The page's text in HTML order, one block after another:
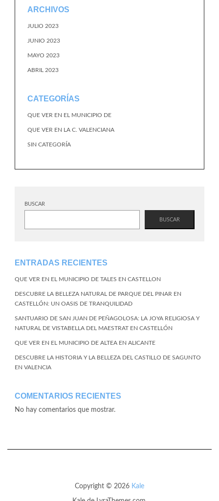
ARCHIVOS
JULIO 2023
JUNIO 2023
MAYO 2023
ABRIL 2023
CATEGORÍAS
QUE VER EN EL MUNICIPIO DE
QUE VER EN LA C. VALENCIANA
SIN CATEGORÍA
BUSCAR
BUSCAR
ENTRADAS RECIENTES
QUE VER EN EL MUNICIPIO DE TALES EN CASTELLON
DESCUBRE LA BELLEZA NATURAL DE PARQUE DEL PINAR EN
CASTELLÓN: UN OASIS DE TRANQUILIDAD
SANTUARIO DE SAN JUAN DE PEÑAGOLOSA: LA JOYA RELIGIOSA Y
NATURAL DE VISTABELLA DEL MAESTRAT EN CASTELLÓN
QUE VER EN EL MUNICIPIO DE ALTEA EN ALICANTE
DESCUBRE LA HISTORIA Y LA BELLEZA DEL CASTILLO DE SAGUNTO
EN VALENCIA
COMENTARIOS RECIENTES
No hay comentarios que mostrar.
Copyright © 2026 Kale